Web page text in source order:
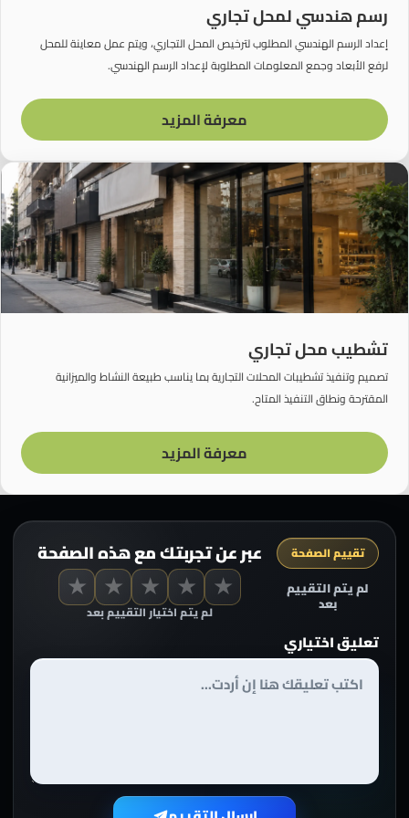
رسم هندسي لمحل تجاري
إعداد الرسم الهندسي المطلوب لترخيص المحل التجاري، ويتم عمل معاينة للمحل
لرفع الأبعاد وجمع المعلومات المطلوبة لإعداد الرسم الهندسي.
معرفة المزيد
تشطيب محل تجاري
تصميم وتنفيذ تشطيبات المحلات التجارية بما يناسب طبيعة النشاط والميزانية
المقترحة ونطاق التنفيذ المتاح.
معرفة المزيد
عبر عن تجربتك مع هذه الصفحة تقييم الصفحة
★ ★ ★ ★ ★
لم يتم اختيار التقييم بعد
لم يتم التقييم
بعد
تعليق اختياري